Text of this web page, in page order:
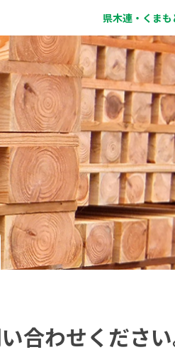
県木連・くま
合わせください